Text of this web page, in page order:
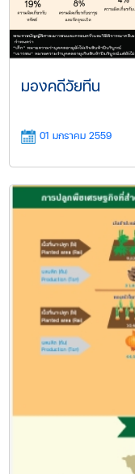
มองคดีวัยทีน
01 มกราคม 2559